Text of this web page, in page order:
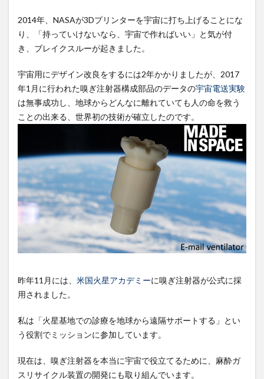
2014年、NASAが3Dプリンターを宇宙に打ち上げることにな
り、「持っていけないなら、宇宙で作ればいい」と気が付
き、ブレイクスルーが起きました。
宇宙用にデザイン改良をするには2年かかりましたが、2017
年1月に行われた嗅ぎ注射器構成部品のデータの宇宙電送実験
は無事成功し、地球からどんなに離れていても人の命を救う
ことの出来る、世界初の技術が確立したのです。
昨年11月には、 米国火星アカデミーに嗅ぎ注射器が公式に採
用されました。
私は「火星基地での診療を地球から遠隔サポートする」とい
う役割でミッションに参加しています。
現在は、嗅ぎ注射器を本当に宇宙で役立てるために、麻酔ガ
スリサイクル装置の開発にも取り組んでいます。